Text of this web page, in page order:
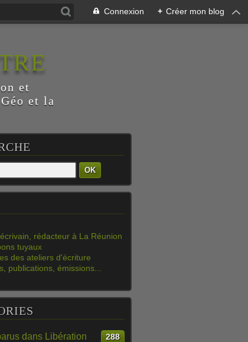
Connexion + Créer mon blog
et
et la
OK
rédacteur à La Réunion
tuyaux
des ateliers d'écriture
publications, émissions...
dans Libération 288